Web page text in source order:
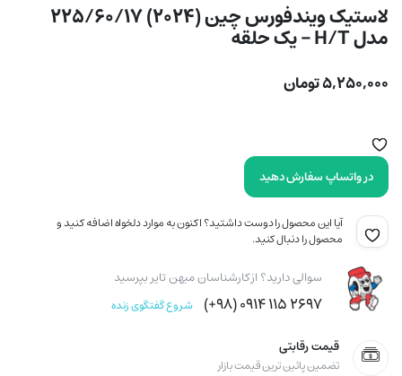
لاستیک ویندفورس چین (2024) 225/60/17
مدل H/T – یک حلقه
۵,۲۵۰,۰۰۰تومان
در واتساپ سفارش دهید
آیا این محصول را دوست داشتید؟ اکنون به موارد دلخواه اضافه کنید و
محصول را دنبال کنید.
سوالی دارید؟ از کارشناسان میهن تایر بپرسید
۲۶۹۷ ۱۱۵ ۰۹۱۴ (۹۸+) شروع گفتگوی زنده
قیمت رقابتی
تضمین پائین ترین قیمت بازار